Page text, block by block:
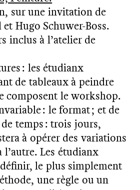
sur une invitation de
Hugo Schuwer-Boss.
inclus à l’atelier de
: les étudianx
de tableaux à peindre
composent le workshop.
: le format ; et de
temps : trois jours,
à opérer des variations
l’autre. Les étudianx
le plus simplement
une règle ou un